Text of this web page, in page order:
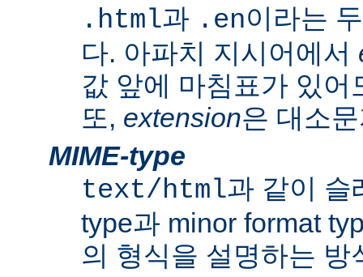
.html과 .en이라는
다. 아파치 지시어에서
값 앞에 마침표가 있
또, extension은 대소
MIME-type
text/html과 같이 슬
type과 minor format
의 형식을 설명하는 방